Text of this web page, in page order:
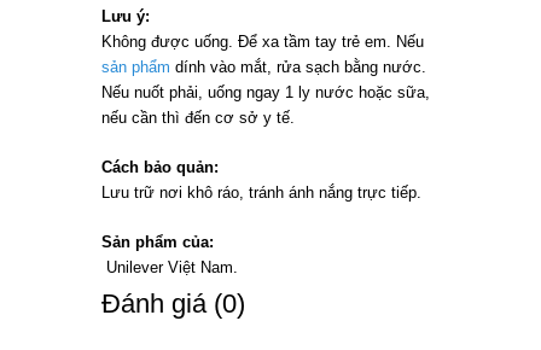
Lưu ý:
Không được uống. Để xa tầm tay trẻ em. Nếu
sản phẩm dính vào mắt, rửa sạch bằng nước.
Nếu nuốt phải, uống ngay 1 ly nước hoặc sữa,
nếu cần thì đến cơ sở y tế.
Cách bảo quản:
Lưu trữ nơi khô ráo, tránh ánh nắng trực tiếp.
Sản phẩm của:
Unilever Việt Nam.
Ðánh giá (0)